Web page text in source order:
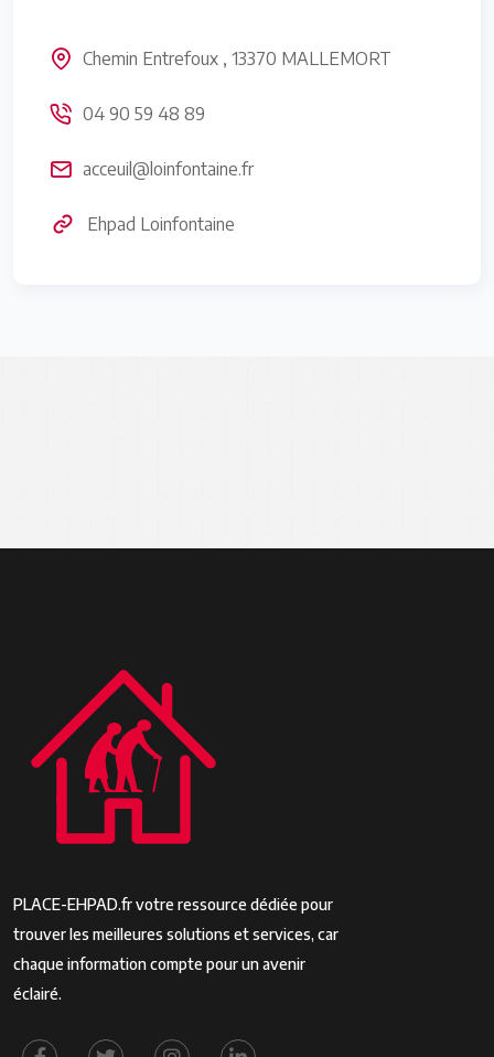
Chemin Entrefoux , 13370 MALLEMORT
04 90 59 48 89
acceuil@loinfontaine.fr
Ehpad Loinfontaine
PLACE-EHPAD.fr votre ressource dédiée pour
trouver les meilleures solutions et services, car
chaque information compte pour un avenir
éclairé.